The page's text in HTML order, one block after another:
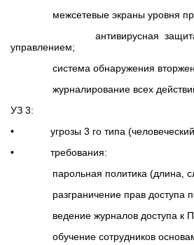
межсетевые экраны уровня
антивирусная защита с
управлением;
система обнаружения
журналирование всех действий
УЗ 3:
• угрозы 3 го типа (человеческий
• требования:
парольная политика (длина,
разграничение прав доступа
ведение журналов доступа к
обучение сотрудников